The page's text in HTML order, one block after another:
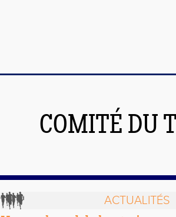
COMITÉ DU
ACTUALITÉS